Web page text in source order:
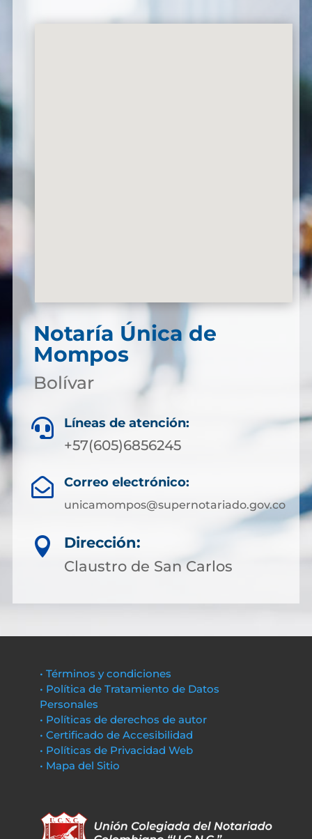
Notaría Única de
Mompos
Bolívar
 Líneas de atención:
+57(605)6856245
 Correo electrónico:
unicamompos@supernotariado.gov.co

Dirección:
Claustro de San Carlos
• Términos y condiciones
• Política de Tratamiento de Datos
Personales
• Políticas de derechos de autor
• Certificado de Accesibilidad
• Políticas de Privacidad Web
• Mapa del Sitio